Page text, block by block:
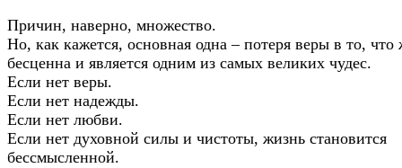
Причин, наверно, множество.
Но, как кажется, основная одна – потеря веры в то, что
бесценна и является одним из самых великих чудес.
Если нет веры.
Если нет надежды.
Если нет любви.
Если нет духовной силы и чистоты, жизнь становится
бессмысленной.